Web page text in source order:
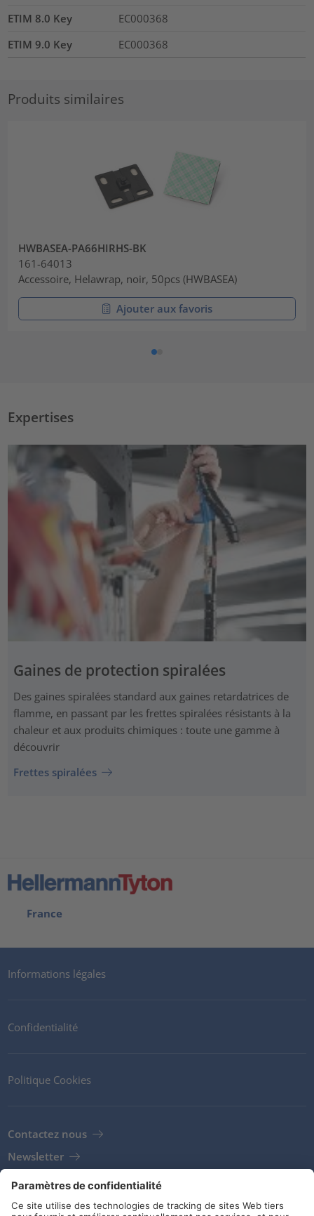
ETIM 8.0 Key
EC000368
ETIM 9.0 Key
EC000368
Produits similaires
HWBASEA-PA66HIRHS-BK
161-64013
Accessoire, Helawrap, noir, 50pcs (HWBASEA)
Ajouter aux favoris
Expertises
Gaines de protection spiralées
Des gaines spiralées standard aux gaines retardatrices de
flamme, en passant par les frettes spiralées résistants à la
chaleur et aux produits chimiques : toute une gamme à
découvrir
Frettes spiralées
France
Informations légales
Confidentialité
Politique Cookies
Contactez nous
Newsletter
Clients